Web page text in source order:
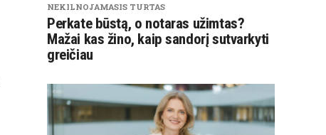
NEKILNOJAMASIS TURTAS
Perkate būstą, o notaras užimtas?
Mažai kas žino, kaip sandorį sutvarkyti
greičiau